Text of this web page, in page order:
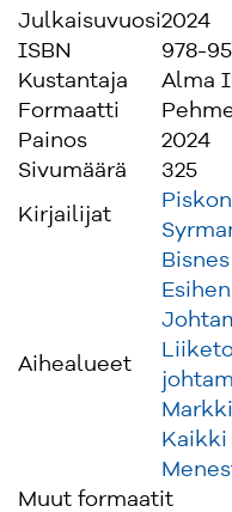
Kirja on
jossa
viestinnän
erityisesti
sellaisiksi
suurten
työelämässä
Julkaisuvuosi2024
ISBN
978-
Kustantaja
Alma
Formaatti
Painos
2024
Sivumäärä
325
Kirjailijat
Aihealueet
Bisnes
Muut formaatit